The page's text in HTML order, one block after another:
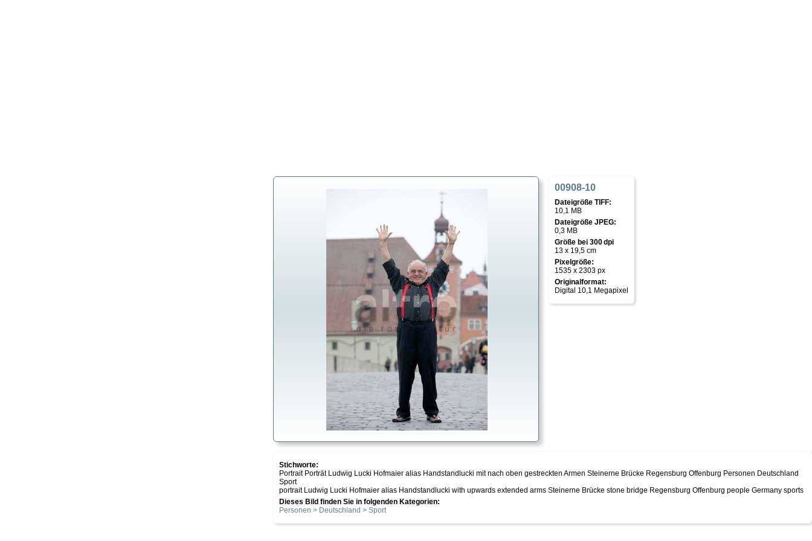
00908-10
Dateigröße TIFF:
10,1 MB
Dateigröße JPEG:
0,3 MB
Größe bei 300 dpi
13 x 19,5 cm
Pixelgröße:
1535 x 2303 px
Originalformat:
Digital 10,1 Megapixel
Stichworte:
Portrait Porträt Ludwig Lucki Hofmaier alias Handstandlucki mit nach oben gestreckten Armen Steinerne Brücke Regensburg Offenburg Personen Deutschland
Sport
portrait Ludwig Lucki Hofmaier alias Handstandlucki with upwards extended arms Steinerne Brücke stone bridge Regensburg Offenburg people Germany sports
Dieses Bild finden Sie in folgenden Kategorien:
Personen > Deutschland > Sport